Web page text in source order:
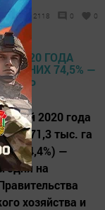
2118 0 0
2020 года
371,3 тыс. га
(24,4%) —
на
хозяйства и